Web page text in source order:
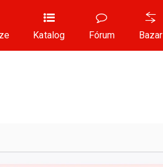
Katalog Fórum Bazar